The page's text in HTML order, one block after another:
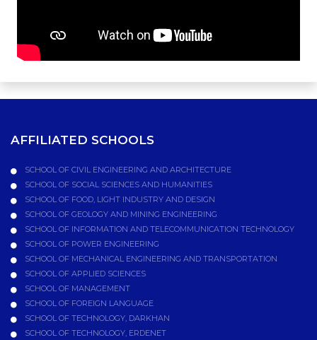
AFFILIATED SCHOOLS
SCHOOL OF CIVIL ENGINEERING AND ARCHITECTURE
SCHOOL OF SOCIAL SCIENCES AND HUMANITIES
SCHOOL OF FOOD, LIGHT INDUSTRY AND DESIGN
SCHOOL OF GEOLOGY AND MINING ENGINEERING
SCHOOL OF INFORMATION AND TELECOMMUNICATION TECHNOLOGY
SCHOOL OF POWER ENGINEERING
SCHOOL OF MECHANICAL ENGINEERING AND TRANSPORTATION
SCHOOL OF APPLIED SCIENCES
SCHOOL OF MANAGEMENT
SCHOOL OF FOREIGN LANGUAGE
SCHOOL OF TECHNOLOGY, DARKHAN
SCHOOL OF TECHNOLOGY, ERDENET